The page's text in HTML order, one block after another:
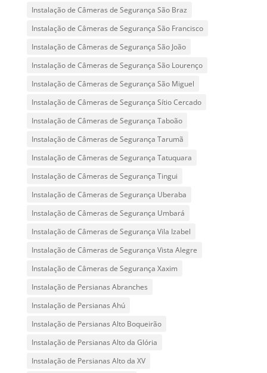
Instalação de Câmeras de Segurança São Braz
Instalação de Câmeras de Segurança São Francisco
Instalação de Câmeras de Segurança São João
Instalação de Câmeras de Segurança São Lourenço
Instalação de Câmeras de Segurança São Miguel
Instalação de Câmeras de Segurança Sítio Cercado
Instalação de Câmeras de Segurança Taboão
Instalação de Câmeras de Segurança Tarumã
Instalação de Câmeras de Segurança Tatuquara
Instalação de Câmeras de Segurança Tingui
Instalação de Câmeras de Segurança Uberaba
Instalação de Câmeras de Segurança Umbará
Instalação de Câmeras de Segurança Vila Izabel
Instalação de Câmeras de Segurança Vista Alegre
Instalação de Câmeras de Segurança Xaxim
Instalação de Persianas Abranches
Instalação de Persianas Ahú
Instalação de Persianas Alto Boqueirão
Instalação de Persianas Alto da Glória
Instalação de Persianas Alto da XV